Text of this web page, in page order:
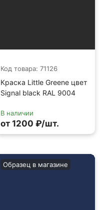
Код товара: 71126
Краска Little Greene цвет
Signal black RAL 9004
В наличии
от 1200 ₽/шт.
Образец в магазине